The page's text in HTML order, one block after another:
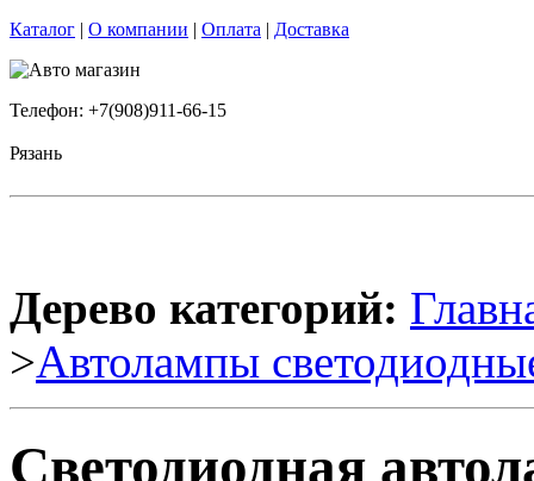
Каталог | О компании | Оплата | Доставка
Телефон: +7(908)911-66-15
Рязань
Дерево категорий:
>Автолампы
Светодиодная